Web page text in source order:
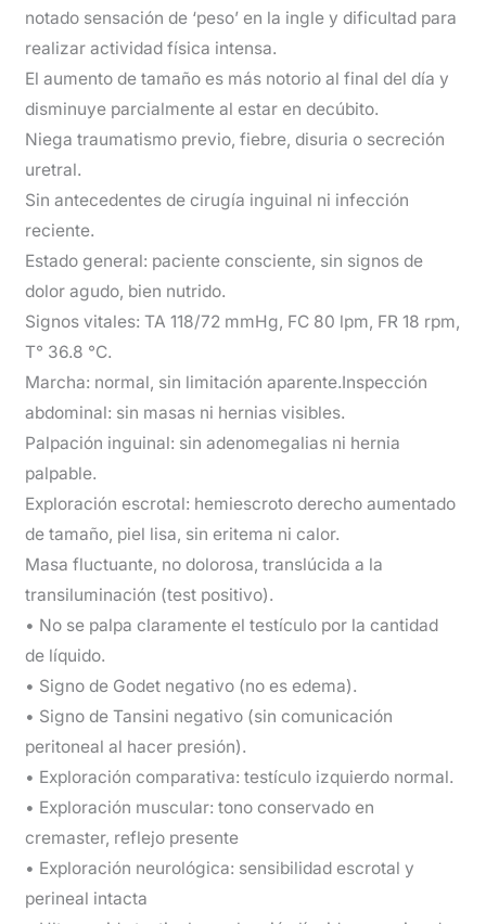
notado sensación de ‘peso’ en la ingle y dificultad para
realizar actividad física intensa.
El aumento de tamaño es más notorio al final del día y
disminuye parcialmente al estar en decúbito.
Niega traumatismo previo, fiebre, disuria o secreción
uretral.
Sin antecedentes de cirugía inguinal ni infección
reciente.
Estado general: paciente consciente, sin signos de
dolor agudo, bien nutrido.
Signos vitales: TA 118/72 mmHg, FC 80 lpm, FR 18 rpm,
T° 36.8 °C.
Marcha: normal, sin limitación aparente.Inspección
abdominal: sin masas ni hernias visibles.
Palpación inguinal: sin adenomegalias ni hernia
palpable.
Exploración escrotal: hemiescroto derecho aumentado
de tamaño, piel lisa, sin eritema ni calor.
Masa fluctuante, no dolorosa, translúcida a la
transiluminación (test positivo).
• No se palpa claramente el testículo por la cantidad
de líquido.
• Signo de Godet negativo (no es edema).
• Signo de Tansini negativo (sin comunicación
peritoneal al hacer presión).
• Exploración comparativa: testículo izquierdo normal.
• Exploración muscular: tono conservado en
cremaster, reflejo presente
• Exploración neurológica: sensibilidad escrotal y
perineal intacta